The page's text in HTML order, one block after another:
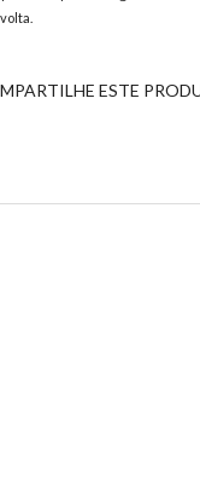
ESTE